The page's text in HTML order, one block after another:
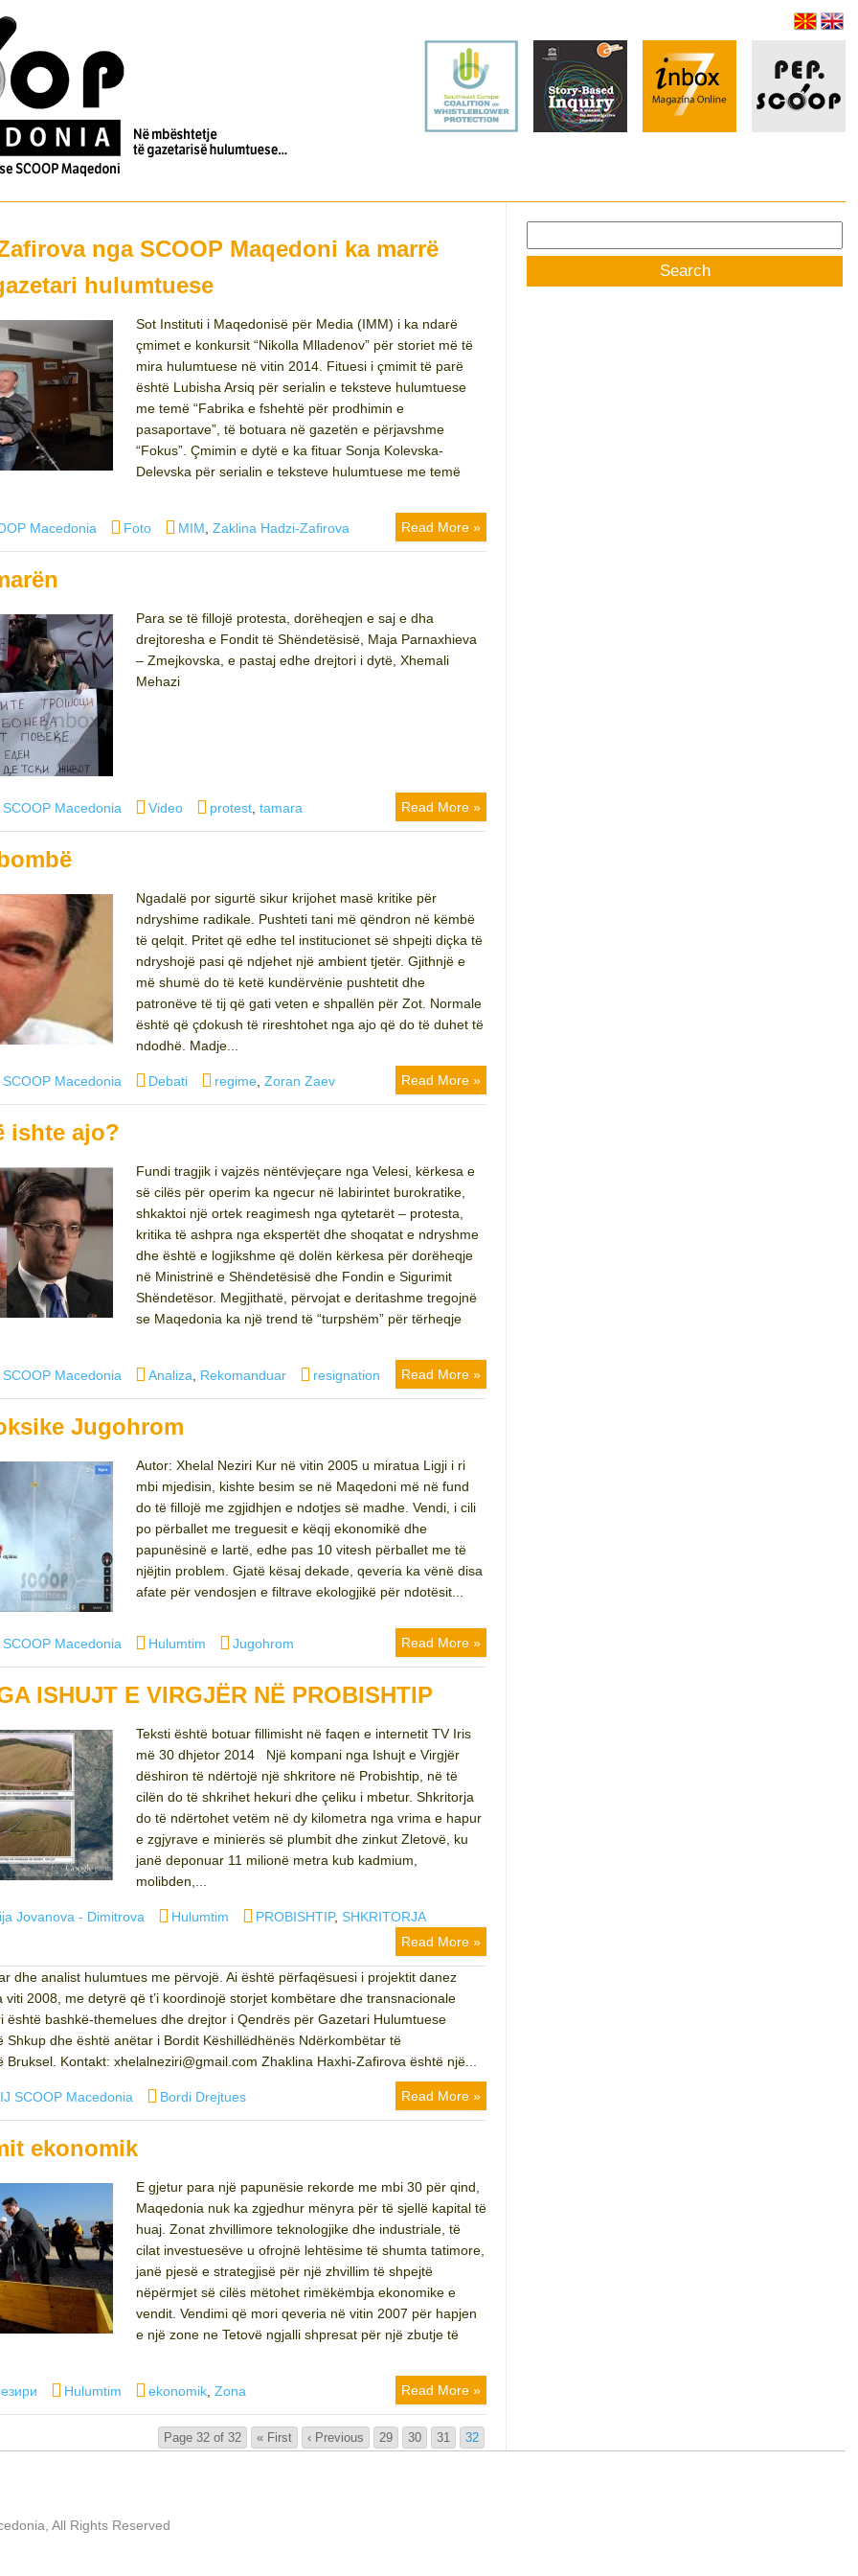
nga SCOOP Maqedoni ka marrë
hulumtuese
Sot Instituti i Maqedonisë për Media (IMM) i ka ndarë
çmimet e konkursit “Nikolla Mlladenov” për storiet më të
mira hulumtuese në vitin 2014. Fituesi i çmimit të parë
është Lubisha Arsiq për serialin e teksteve hulumtuese
me temë “Fabrika e fshehtë për prodhimin e
pasaportave”, të botuara në gazetën e përjavshme
“Fokus”. Çmimin e dytë e ka fituar Sonja Kolevska-
Delevska për serialin e teksteve hulumtuese me temë
Macedonia Categories
Foto Tags
MIM ,Zaklina Hadzi-Zafirova Read More »
Para se të fillojë protesta, dorëheqjen e saj e dha
drejtoresha e Fondit të Shëndetësisë, Maja Parnaxhieva
– Zmejkovska, e pastaj edhe drejtori i dytë, Xhemali
Mehazi
SCOOP Macedonia Categories
Video Tags
protest ,tamara Read More »
Ngadalë por sigurtë sikur krijohet masë kritike për
ndryshime radikale. Pushteti tani më qëndron në këmbë
të qelqit. Pritet që edhe tel institucionet së shpejti diçka të
ndryshojë pasi që ndjehet një ambient tjetër. Gjithnjë e
më shumë do të ketë kundërvënie pushtetit dhe
patronëve të tij që gati veten e shpallën për Zot. Normale
është që çdokush të rireshtohet nga ajo që do të duhet të
ndodhë. Madje...
SCOOP Macedonia Categories
Debati Tags
regime ,Zoran Zaev Read More »
ishte ajo?
Fundi tragjik i vajzës nëntëvjeçare nga Velesi, kërkesa e
së cilës për operim ka ngecur në labirintet burokratike,
shkaktoi një ortek reagimesh nga qytetarët – protesta,
kritika të ashpra nga ekspertët dhe shoqatat e ndryshme
dhe është e logjikshme që dolën kërkesa për dorëheqje
në Ministrinë e Shëndetësisë dhe Fondin e Sigurimit
Shëndetësor. Megjithatë, përvojat e deritashme tregojnë
se Maqedonia ka një trend të “turpshëm” për tërheqje
SCOOP Macedonia Categories
Analiza Rekomanduar Tags
resignation Read More »
Jugohrom
Autor: Xhelal Neziri Kur në vitin 2005 u miratua Ligji i ri
mbi mjedisin, kishte besim se në Maqedoni më në fund
do të fillojë me zgjidhjen e ndotjes së madhe. Vendi, i cili
po përballet me treguesit e këqij ekonomikë dhe
papunësinë e lartë, edhe pas 10 vitesh përballet me të
njëjtin problem. Gjatë kësaj dekade, qeveria ka vënë disa
afate për vendosjen e filtrave ekologjikë për ndotësit...
SCOOP Macedonia Categories
Hulumtim Tags
Jugohrom Read More »
ISHUJT E VIRGJËR NË PROBISHTIP
Teksti është botuar fillimisht në faqen e internetit TV Iris
më 30 dhjetor 2014 Një kompani nga Ishujt e Virgjër
dëshiron të ndërtojë një shkritore në Probishtip, në të
cilën do të shkrihet hekuri dhe çeliku i mbetur. Shkritorja
do të ndërtohet vetëm në dy kilometra nga vrima e hapur
e zgjyrave e minierës së plumbit dhe zinkut Zletovë, ku
janë deponuar 11 milionë metra kub kadmium,
molibden,...
Jovanova - Dimitrova Categories
Hulumtim Tags
PROBISHTIP, SHKRITORJA
Read More »
dhe analist hulumtues me përvojë. Ai është përfaqësuesi i projektit danez
2008, me detyrë që t’i koordinojë storjet kombëtare dhe transnacionale
është bashkë-themelues dhe drejtor i Qendrës për Gazetari Hulumtuese
Shkup dhe është anëtar i Bordit Këshillëdhënës Ndërkombëtar të
Kontakt: xhelalneziri@gmail.com Zhaklina Haxhi-Zafirova është një...
SCOOP Macedonia Categories
Bordi Drejtues Read More »
ekonomik
E gjetur para një papunësie rekorde me mbi 30 për qind,
Maqedonia nuk ka zgjedhur mënyra për të sjellë kapital të
huaj. Zonat zhvillimore teknologjike dhe industriale, të
cilat investuesëve u ofrojnë lehtësime të shumta tatimore,
janë pjesë e strategjisë për një zhvillim të shpejtë
nëpërmjet së cilës mëtohet rimëkëmbja ekonomike e
vendit. Vendimi që mori qeveria në vitin 2007 për hapjen
e një zone ne Tetovë ngjalli shpresat për një zbutje të
Categories
Hulumtim Tags
ekonomik ,Zona Read More »
Page 32 of 32 « First ‹ Previous 29 30 31 32
for:
All Rights Reserved